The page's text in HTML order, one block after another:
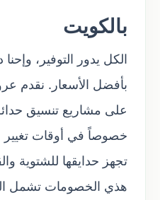
بالكويت
الكل يدور التوفير، وإحنا
بأفضل الأسعار.
على مشاريع تنسيق
خصوصاً في أوقات تغيير
تجهز حدايقها للشتوية
هذي الخصومات تشمل